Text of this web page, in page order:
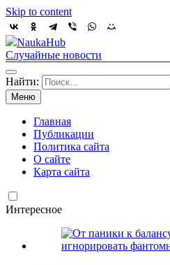
Skip to content
NaukaHub
Случайные новости
Найти:
Меню
Главная
Публикации
Политика сайта
О сайте
Карта сайта
Интересное